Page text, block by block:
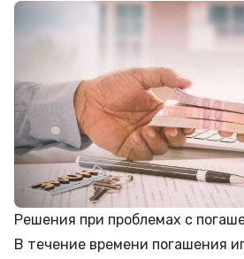
Решения при проблемах с
В течение времени погашения